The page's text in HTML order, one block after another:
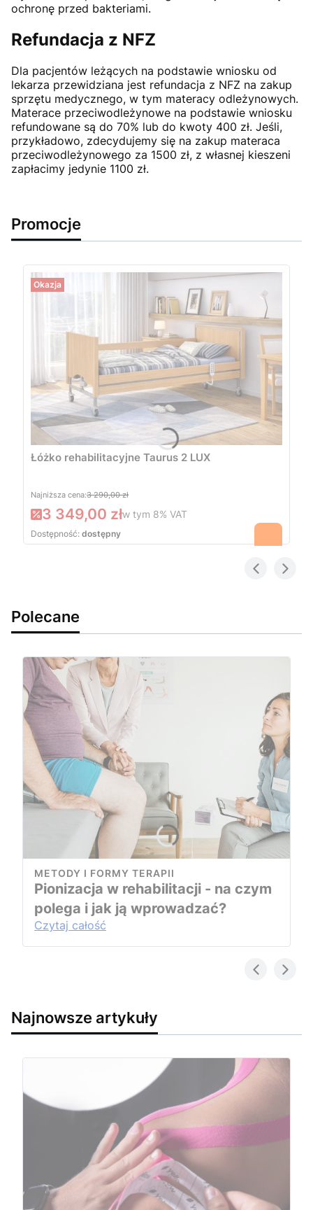
ochronę przed bakteriami.
Refundacja z NFZ
Dla pacjentów leżących na podstawie wniosku od
lekarza przewidziana jest refundacja z NFZ na zakup
sprzętu medycznego, w tym materacy odleżynowych.
Materace przeciwodleżynowe na podstawie wniosku
refundowane są do 70% lub do kwoty 400 zł. Jeśli,
przykładowo, zdecydujemy się na zakup materaca
przeciwodleżynowego za 1500 zł, z własnej kieszeni
zapłacimy jedynie 1100 zł.
Promocje
Okazja
Łóżko rehabilitacyjne Taurus 2 LUX
3 349,00 złw tym 8% VAT
Najniższa cena:3 290,00 zł
Dostępność: dostępny
Polecane
METODY I FORMY TERAPII
Pionizacja w rehabilitacji - na czym
polega i jak ją wprowadzać?
Czytaj całość
Najnowsze artykuły